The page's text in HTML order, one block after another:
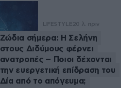
LIFESTYLE 20 λ. πριν
Ζώδια σήμερα: Η Σελήνη
στους Διδύμους φέρνει
ανατροπές – Ποιοι δέχονται
την ευεργετική επίδραση του
Δία από το απόγευμα;